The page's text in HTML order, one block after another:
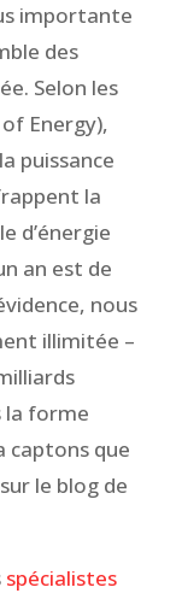
importante
des
Selon les
Energy),
puissance
la
d’énergie
an est de
nous
illimitée –
la forme
captons que
le blog de
spécialistes